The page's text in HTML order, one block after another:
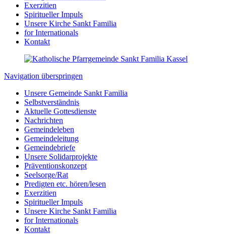
Exerzitien
Spiritueller Impuls
Unsere Kirche Sankt Familia
for Internationals
Kontakt
Navigation überspringen
Unsere Gemeinde Sankt Familia
Selbstverständnis
Aktuelle Gottesdienste
Nachrichten
Gemeindeleben
Gemeindeleitung
Gemeindebriefe
Unsere Solidarprojekte
Präventionskonzept
Seelsorge/Rat
Predigten etc. hören/lesen
Exerzitien
Spiritueller Impuls
Unsere Kirche Sankt Familia
for Internationals
Kontakt